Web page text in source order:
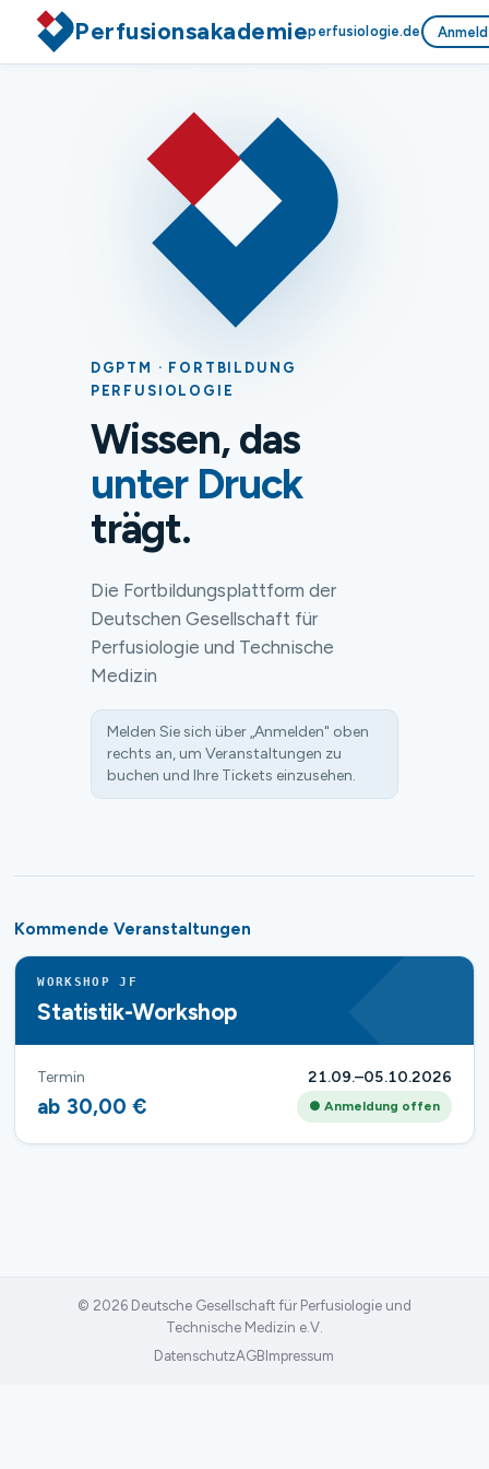
Perfusionsakademieperfusiologie.de
DGPTM · FORTBILDUNG
PERFUSIOLOGIE
Wissen, das
unter Druck
trägt.
Die Fortbildungsplattform der
Deutschen Gesellschaft für
Perfusiologie und Technische
Medizin
Melden Sie sich über „Anmelden" oben
rechts an, um Veranstaltungen zu
buchen und Ihre Tickets einzusehen.
Kommende Veranstaltungen
WORKSHOP JF
Statistik-Workshop
Termin 21.09.–05.10.2026
ab 30,00 € ● Anmeldung offen
© 2026 Deutsche Gesellschaft für Perfusiologie und
Technische Medizin e.V.
DatenschutzAGB Impressum